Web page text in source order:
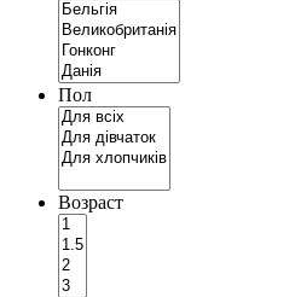
Пол
Возраст